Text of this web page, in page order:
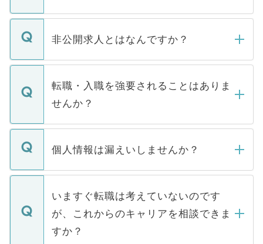
ご登録いただきましたら、弊社担当者がご
登録内容を確認し、その後メールもしくは
ます。通常、5営業日以内にはご連絡をせて
いただきますので、しばらくお待ちくださ
非公開求人とはなんですか？
マイナビDOCTORで取り扱っている求人の
うち約3割は、Webサイトからご覧いただ
けない「非公開求人」です。非公開求人は
下記の理由によって、一般には公開してい
ません。
■応募殺到を避けるため 人気のある医療機
関を公にしてしまうと、応募が殺到する場
に、医療機関が求める条件に合った人材の
みを人材紹介会社に依頼するケースが増え
ています。
転職・入職を強要されることはありま
せんか？
転職・入職を強要することは一切ありませ
ん。また、仮に応募先から内定をいただい
定を承諾する必要はありません。内定先へ
の辞退の連絡はキャリアパートナーが行い
個人情報は漏えいしませんか？
個人情報が漏えいすることはありませんの
で、ご安心ください。当サイトからの登録
などで収集したご登録者様の個人情報は、
ご本人のキャリアアップおよび転職活動の
支援を目的に使用いたします。お預かりし
いますぐ転職は考えていないのです
が、これからのキャリアを相談できま
すか？